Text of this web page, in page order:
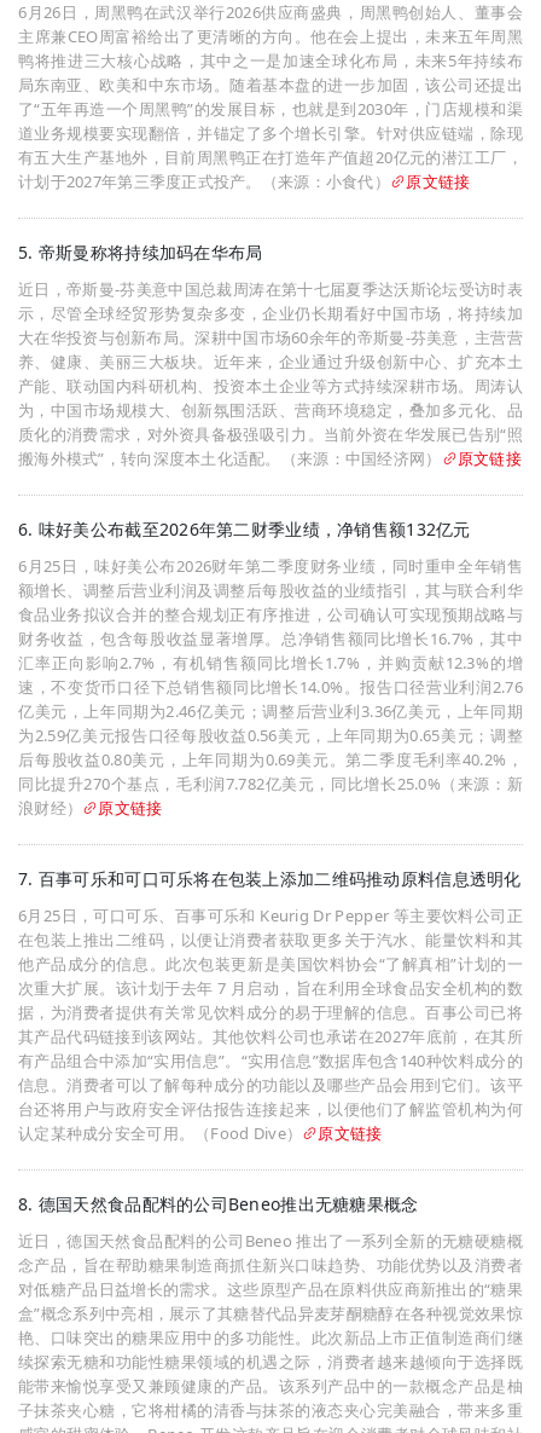
6月26日，周黑鸭在武汉举行2026供应商盛典，周黑鸭创始人、董事会
主席兼CEO周富裕给出了更清晰的方向。他在会上提出，未来五年周黑
鸭将推进三大核心战略，其中之一是加速全球化布局，未来5年持续布
局东南亚、欧美和中东市场。随着基本盘的进一步加固，该公司还提出
了“五年再造一个周黑鸭”的发展目标，也就是到2030年，门店规模和渠
道业务规模要实现翻倍，并锚定了多个增长引擎。针对供应链端，除现
有五大生产基地外，目前周黑鸭正在打造年产值超20亿元的潜江工厂，
计划于2027年第三季度正式投产。（来源：小食代）
原文链接
5. 帝斯曼称将持续加码在华布局
近日，帝斯曼-芬美意中国总裁周涛在第十七届夏季达沃斯论坛受访时表
示，尽管全球经贸形势复杂多变，企业仍长期看好中国市场，将持续加
大在华投资与创新布局。深耕中国市场60余年的帝斯曼-芬美意，主营营
养、健康、美丽三大板块。近年来，企业通过升级创新中心、扩充本土
产能、联动国内科研机构、投资本土企业等方式持续深耕市场。周涛认
为，中国市场规模大、创新氛围活跃、营商环境稳定，叠加多元化、品
质化的消费需求，对外资具备极强吸引力。当前外资在华发展已告别“照
搬海外模式”，转向深度本土化适配。（来源：中国经济网）
原文链接
6. 味好美公布截至2026年第二财季业绩，净销售额132亿元
6月25日，味好美公布2026财年第二季度财务业绩，同时重申全年销售
额增长、调整后营业利润及调整后每股收益的业绩指引，其与联合利华
食品业务拟议合并的整合规划正有序推进，公司确认可实现预期战略与
财务收益，包含每股收益显著增厚。总净销售额同比增长16.7%，其中
汇率正向影响2.7%，有机销售额同比增长1.7%，并购贡献12.3%的增
速，不变货币口径下总销售额同比增长14.0%。报告口径营业利润2.76
亿美元，上年同期为2.46亿美元；调整后营业利3.36亿美元，上年同期
为2.59亿美元报告口径每股收益0.56美元，上年同期为0.65美元；调整
后每股收益0.80美元，上年同期为0.69美元。第二季度毛利率40.2%，
同比提升270个基点，毛利润7.782亿美元，同比增长25.0%（来源：新
浪财经）
原文链接
7. 百事可乐和可口可乐将在包装上添加二维码推动原料信息透明化
6月25日，可口可乐、百事可乐和 Keurig Dr Pepper 等主要饮料公司正
在包装上推出二维码，以便让消费者获取更多关于汽水、能量饮料和其
他产品成分的信息。此次包装更新是美国饮料协会“了解真相”计划的一
次重大扩展。该计划于去年 7 月启动，旨在利用全球食品安全机构的数
据，为消费者提供有关常见饮料成分的易于理解的信息。百事公司已将
其产品代码链接到该网站。其他饮料公司也承诺在2027年底前，在其所
有产品组合中添加“实用信息”。“实用信息”数据库包含140种饮料成分的
信息。消费者可以了解每种成分的功能以及哪些产品会用到它们。该平
台还将用户与政府安全评估报告连接起来，以便他们了解监管机构为何
认定某种成分安全可用。（Food Dive）
原文链接
8. 德国天然食品配料的公司Beneo推出无糖糖果概念
近日，德国天然食品配料的公司Beneo 推出了一系列全新的无糖硬糖概
念产品，旨在帮助糖果制造商抓住新兴口味趋势、功能优势以及消费者
对低糖产品日益增长的需求。这些原型产品在原料供应商新推出的“糖果
盒”概念系列中亮相，展示了其糖替代品异麦芽酮糖醇在各种视觉效果惊
艳、口味突出的糖果应用中的多功能性。此次新品上市正值制造商们继
续探索无糖和功能性糖果领域的机遇之际，消费者越来越倾向于选择既
能带来愉悦享受又兼顾健康的产品。该系列产品中的一款概念产品是柚
子抹茶夹心糖，它将柑橘的清香与抹茶的液态夹心完美融合，带来多重